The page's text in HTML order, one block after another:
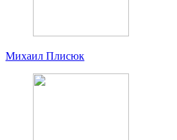
Михаил Плисюк